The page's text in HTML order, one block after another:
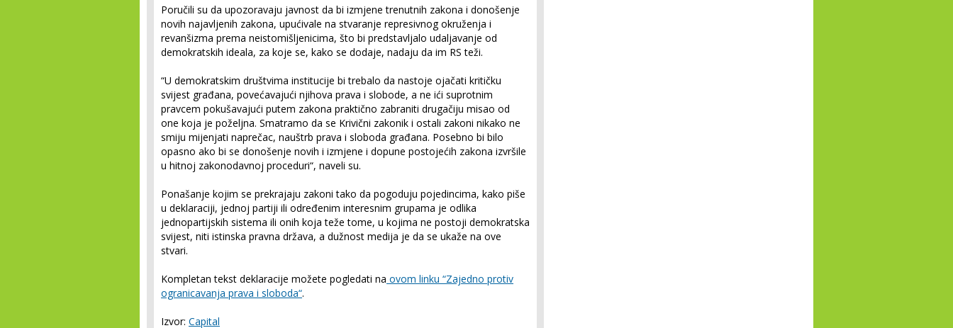
Poručili su da upozoravaju javnost da bi izmjene trenutnih zakona i donošenje
novih najavljenih zakona, upućivale na stvaranje represivnog okruženja i
revanšizma prema neistomišljenicima, što bi predstavljalo udaljavanje od
demokratskih ideala, za koje se, kako se dodaje, nadaju da im RS teži.
“U demokratskim društvima institucije bi trebalo da nastoje ojačati kritičku
svijest građana, povećavajući njihova prava i slobode, a ne ići suprotnim
pravcem pokušavajući putem zakona praktično zabraniti drugačiju misao od
one koja je poželjna. Smatramo da se Krivični zakonik i ostali zakoni nikako ne
smiju mijenjati naprečac, nauštrb prava i sloboda građana. Posebno bi bilo
opasno ako bi se donošenje novih i izmjene i dopune postojećih zakona izvršile
u hitnoj zakonodavnoj proceduri“, naveli su.
Ponašanje kojim se prekrajaju zakoni tako da pogoduju pojedincima, kako piše
u deklaraciji, jednoj partiji ili određenim interesnim grupama je odlika
jednopartijskih sistema ili onih koja teže tome, u kojima ne postoji demokratska
svijest, niti istinska pravna država, a dužnost medija je da se ukaže na ove
stvari.
Kompletan tekst deklaracije možete pogledati na ovom linku “Zajedno protiv
ogranicavanja prava i sloboda“.
Izvor: Capital